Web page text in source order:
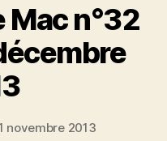
n°32
novembre 2013